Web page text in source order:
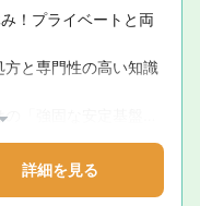
！プライベートと両
と専門性の高い知識
「強固な安定基盤」
変化に寄り添う安心
」を追求！定着率
詳細を見る